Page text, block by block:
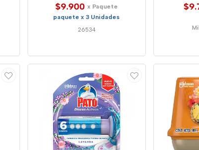
$9.900 x Paquete
paquete x 3 Unidades
26534